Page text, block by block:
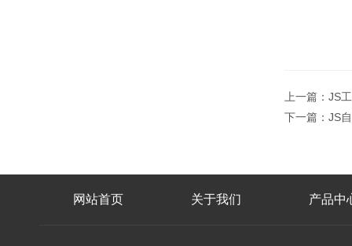
上一篇： JS
下一篇： JS
网站首页 关于我们 产品中